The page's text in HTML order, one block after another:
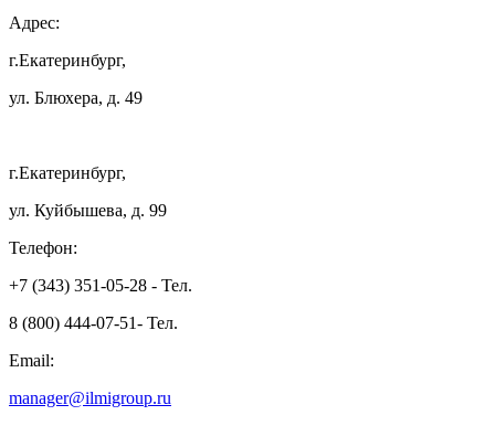
Адрес:
г.Екатеринбург,
ул. Блюхера, д. 49
г.Екатеринбург,
ул. Куйбышева, д. 99
Телефон:
+7 (343) 351-05-28 - Тел.
8 (800) 444-07-51- Тел.
Email:
manager@ilmigroup.ru